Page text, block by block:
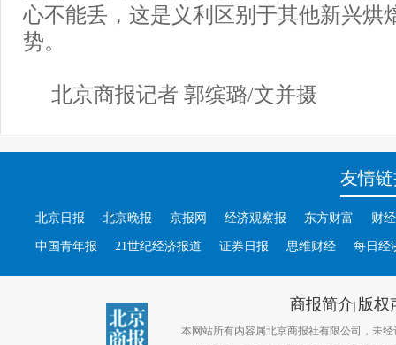
心不能丢，这是义利区别于其他新兴烘
势。
北京商报记者 郭缤璐/文并摄
友情
北京日报 北京晚报 京报网 经济观察报 东方财富 财
中国青年报 21世纪经济报道 证券日报 思维财经 每日经
商报简介 版权
本网站所有内容属北京商报社有限公司，未经